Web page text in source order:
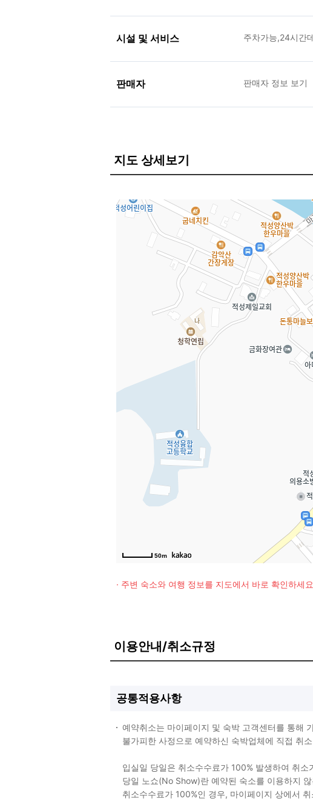
시설 및 서비스 주차가능,24시간
판매자 판매자 정보 보기
지도 상세보기
50m
· 주변 숙소와 여행 정보를 지도에서 바로 확인하세요
이용안내/취소규정
공통적용사항
예약취소는 마이페이지 및 숙박 고객센터를 통해
불가피한 사정으로 예약하신 숙박업체에 직접 취
입실일 당일은 취소수수료가 100% 발생하여 취소
당일 노쇼(No Show)란 예약된 숙소를 이용하지
취소수수료가 100%인 경우, 마이페이지 상에서